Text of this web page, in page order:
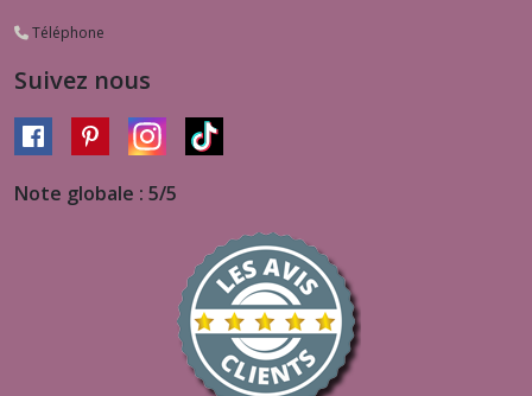
Téléphone
Suivez nous
Note globale : 5/5